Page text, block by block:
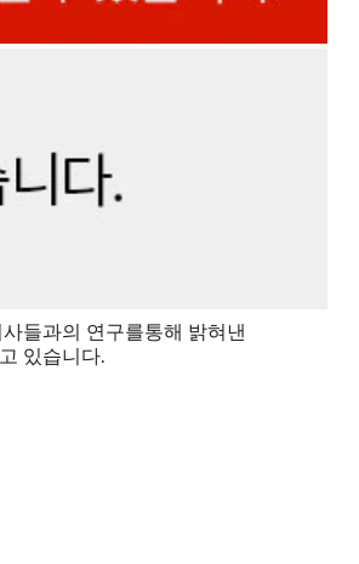
들과의 연구를통해 밝혀낸
있습니다.